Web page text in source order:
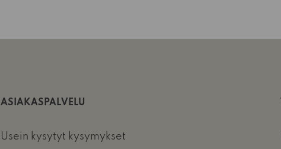
ASIAKASPALVELU
Usein kysytyt kysymykset